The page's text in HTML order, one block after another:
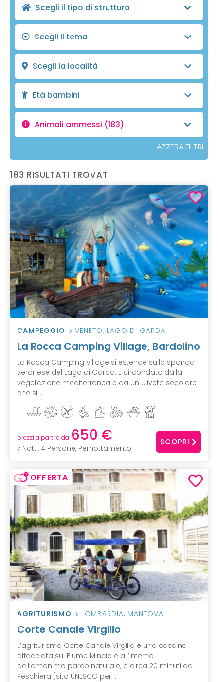
Scegli il tipo di struttura
Scegli il tema
Scegli la località
Età bambini
Animali ammessi (183)
AZZERA FILTRI
183 RISULTATI TROVATI
CAMPEGGIO VENETO, LAGO DI GARDA
La Rocca Camping Village, Bardolino
La Rocca Camping Village si estende sulla sponda
veronese del Lago di Garda. È circondato dalla
vegetazione mediterranea e da un uliveto secolare
che si ...
prezzi a partire da 650 €
7 Notti, 4 Persone, Pernottamento
SCOPRI
OFFERTA
AGRITURISMO LOMBARDIA, MANTOVA
Corte Canale Virgilio
L’agriturismo Corte Canale Virgilio è una cascina
affacciata sul Fiume Mincio e all’interno
dell’omonimo parco naturale, a circa 20 minuti da
Peschiera (sito UNESCO per ...